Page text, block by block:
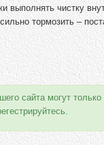
выполнять чистку
тормозить –
сайта могут